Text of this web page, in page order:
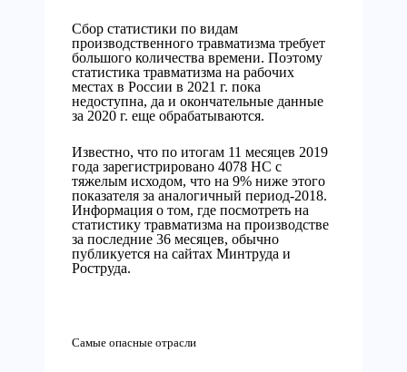
Сбор статистики по видам
производственного травматизма требует
большого количества времени. Поэтому
статистика травматизма на рабочих
местах в России в 2021 г. пока
недоступна, да и окончательные данные
за 2020 г. еще обрабатываются.
Известно, что по итогам 11 месяцев 2019
года зарегистрировано 4078 НС с
тяжелым исходом, что на 9% ниже этого
показателя за аналогичный период-2018.
Информация о том, где посмотреть на
статистику травматизма на производстве
за последние 36 месяцев, обычно
публикуется на сайтах Минтруда и
Роструда.
Самые опасные отрасли